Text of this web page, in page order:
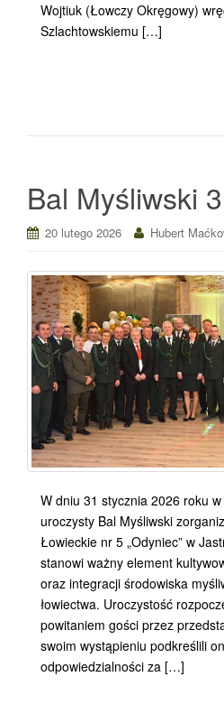
Wojtiuk (Łowczy Okręgowy)
Szlachtowskiemu […]
Bal Myśliwski
20 lutego 2026 Hubert
W dniu 31 stycznia 2026 roku
uroczysty Bal Myśliwski
Łowieckie nr 5 „Odyniec” w
stanowi ważny element
oraz integracji środowiska
łowiectwa. Uroczystość
powitaniem gości przez
swoim wystąpieniu podkreślili
odpowiedzialności za […]